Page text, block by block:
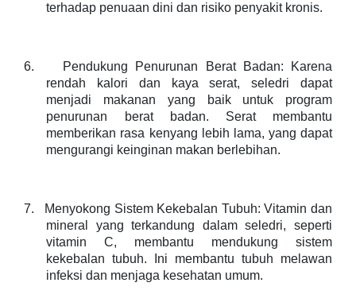
terhadap penuaan dini dan risiko penyakit kronis.
6.
Pendukung Penurunan Berat Badan: Karena
rendah kalori dan kaya serat, seledri dapat
menjadi makanan yang baik untuk program
penurunan berat badan. Serat membantu
memberikan rasa kenyang lebih lama, yang dapat
mengurangi keinginan makan berlebihan.
7.
Menyokong Sistem Kekebalan Tubuh: Vitamin dan
mineral yang terkandung dalam seledri, seperti
vitamin C, membantu mendukung sistem
kekebalan tubuh. Ini membantu tubuh melawan
infeksi dan menjaga kesehatan umum.